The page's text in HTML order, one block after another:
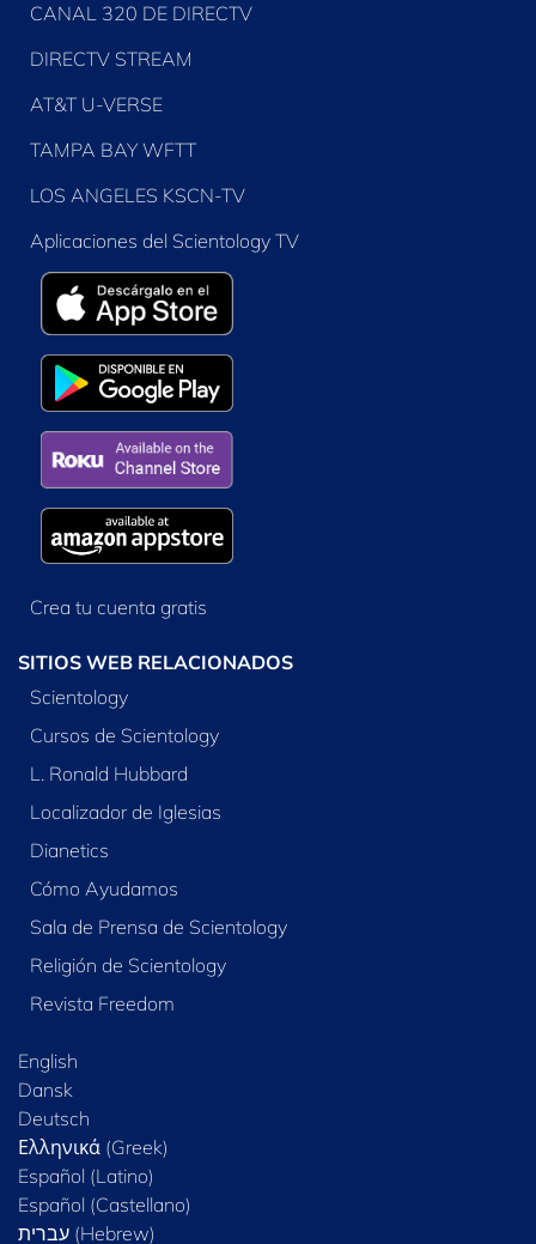
CANAL 320 DE DIRECTV
DIRECTV STREAM
AT&T U-VERSE
TAMPA BAY WFTT
LOS ANGELES KSCN-TV
Aplicaciones del Scientology TV
Crea tu cuenta gratis
SITIOS WEB RELACIONADOS
Scientology
Cursos de Scientology
L. Ronald Hubbard
Localizador de Iglesias
Dianetics
Cómo Ayudamos
Sala de Prensa de Scientology
Religión de Scientology
Revista Freedom
English
Dansk
Deutsch
Ελληνικά (Greek)
Español (Latino)
Español (Castellano)